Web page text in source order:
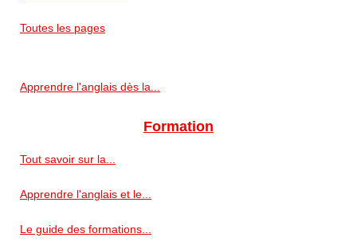
Toutes les pages
Apprendre l'anglais dès la...
Formation
Tout savoir sur la...
Apprendre l'anglais et le...
Le guide des formations...